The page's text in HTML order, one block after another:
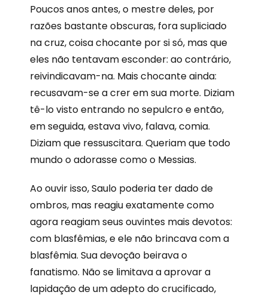
Poucos anos antes, o mestre deles, por
razões bastante obscuras, fora supliciado
na cruz, coisa chocante por si só, mas que
eles não tentavam esconder: ao contrário,
reivindicavam-na. Mais chocante ainda:
recusavam-se a crer em sua morte. Diziam
tê-lo visto entrando no sepulcro e então,
em seguida, estava vivo, falava, comia.
Diziam que ressuscitara. Queriam que todo
mundo o adorasse como o Messias.
Ao ouvir isso, Saulo poderia ter dado de
ombros, mas reagiu exatamente como
agora reagiam seus ouvintes mais devotos:
com blasfêmias, e ele não brincava com a
blasfêmia. Sua devoção beirava o
fanatismo. Não se limitava a aprovar a
lapidação de um adepto do crucificado,